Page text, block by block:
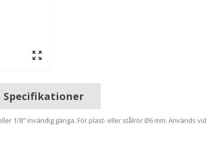
Specifikationer
1/8" invändig gänga. För plast- eller stålrör Ø6 mm. Används